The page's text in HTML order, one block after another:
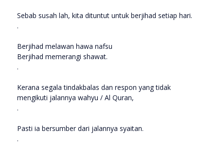
Sebab susah lah, kita dituntut untuk berjihad setiap hari.
.
Berjihad melawan hawa nafsu
Berjihad memerangi shawat.
.
Kerana segala tindakbalas dan respon yang tidak
mengikuti jalannya wahyu / Al Quran,
.
Pasti ia bersumber dari jalannya syaitan.
.